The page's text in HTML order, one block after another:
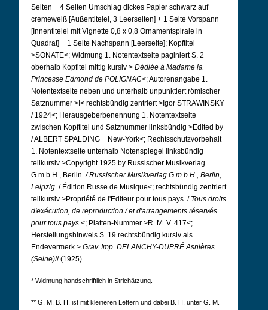
Seiten + 4 Seiten Umschlag dickes Papier schwarz auf
cremeweiß [Außentitelei, 3 Leerseiten] + 1 Seite Vorspann
[Innentitelei mit Vignette 0,8 x 0,8 Ornamentspirale in
Quadrat] + 1 Seite Nachspann [Leerseite]; Kopftitel
>SONATE<; Widmung 1. Notentextseite paginiert S. 2
oberhalb Kopfitel mittig kursiv > Dédiée à Madame la
Princesse Edmond de POLIGNAC<; Autorenangabe 1.
Notentextseite neben und unterhalb unpunktiert römischer
Satznummer >I< rechtsbündig zentriert >Igor STRAWINSKY
/ 1924<; Herausgeberbenennung 1. Notentextseite
zwischen Kopftitel und Satznummer linksbündig >Edited by
/ ALBERT SPALDING _ New-York<; Rechtsschutzvorbehalt
1. Notentextseite unterhalb Notenspiegel linksbündig
teilkursiv >Copyright 1925 by Russischer Musikverlag
G.m.b.H., Berlin./ Russischer Musikverlag G.m.b H., Berlin,
Leipzig. / Édition Russe de Musique<; rechtsbündig zentriert
teilkursiv >Propriété de l'Editeur pour tous pays. / Tous droits
d'exécution, de reproduction / et d'arrangements réservés
pour tous pays.<; Platten-Nummer >R. M. V. 417<;
Herstellungshinweis S. 19 rechtsbündig kursiv als
Endevermerk > Grav. Imp. DELANCHY-DUPRÉAsnières
(Seine)// (1925)
* Widmung handschriftlich in Strichätzung.
** G. M. B. H. ist mit kleineren Lettern und dabei B. H. unter G. M.